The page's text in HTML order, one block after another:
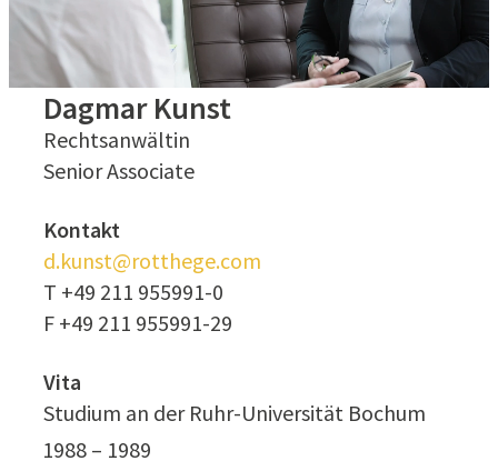
Dagmar Kunst
Rechtsanwältin
Senior Associate
Kontakt
d.kunst@rotthege.com
T +49 211 955991-0
F +49 211 955991-29
Vita
Studium an der Ruhr-Universität Bochum
1988 – 1989